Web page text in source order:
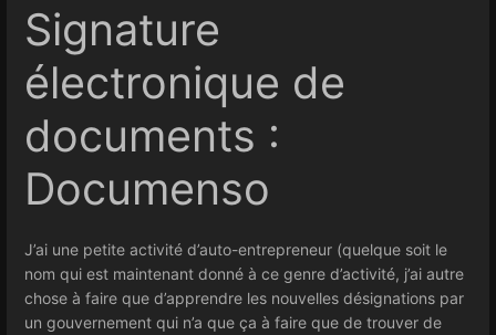
Signature
électronique de
documents :
Documenso
J’ai une petite activité d’auto-entrepreneur (quelque soit le
nom qui est maintenant donné à ce genre d’activité, j’ai autre
chose à faire que d’apprendre les nouvelles désignations par
un gouvernement qui n’a que ça à faire que de trouver de